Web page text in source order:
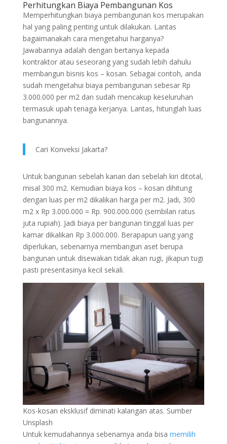
Perhitungkan Biaya Pembangunan Kos
Memperhitungkan biaya pembangunan kos merupakan
hal yang paling penting untuk dilakukan. Lantas
bagaimanakah cara mengetahui harganya?
Jawabannya adalah dengan bertanya kepada
kontraktor atau seseorang yang sudah lebih dahulu
membangun bisnis kos – kosan. Sebagai contoh, anda
sudah mengetahui biaya pembangunan sebesar Rp
3.000.000 per m2 dan sudah mencakup keseluruhan
termasuk upah tenaga kerjanya. Lantas, hitunglah luas
bangunannya.
Cari Konveksi Jakarta?
Untuk bangunan sebelah kanan dan sebelah kiri ditotal,
misal 300 m2. Kemudian biaya kos – kosan dihitung
dengan luas per m2 dikalikan harga per m2. Jadi, 300
m2 x Rp 3.000.000 = Rp. 900.000.000 (sembilan ratus
juta rupiah). Jadi biaya per bangunan tinggal luas per
kamar dikalikan Rp 3.000.000. Berapapun uang yang
diperlukan, sebenarnya membangun aset berupa
bangunan untuk disewakan tidak akan rugi, jikapun tugi
pasti presentasinya kecil sekali.
Kos-kosan eksklusif diminati kalangan atas. Sumber
Unsplash
Untuk kemudahannya sebenarnya anda bisa memilih